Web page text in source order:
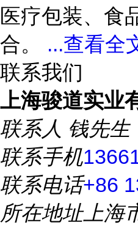
医疗包装、食
合。 ...查看全
联系我们
上海骏道实业
联系人 钱先生
联系手机
联系电话+86
所在地址上海